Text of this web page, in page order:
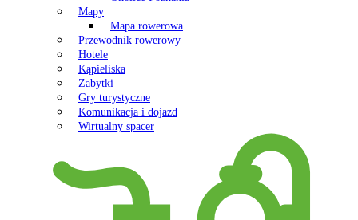
Mapy
Mapa rowerowa
Przewodnik rowerowy
Hotele
Kąpieliska
Zabytki
Gry turystyczne
Komunikacja i dojazd
Wirtualny spacer